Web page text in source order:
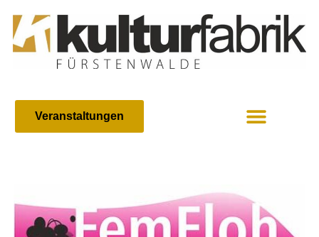
Veranstaltungen